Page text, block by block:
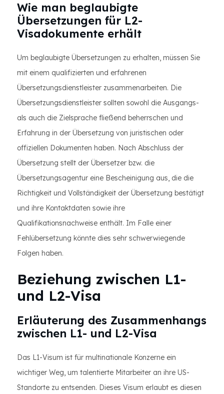
Wie man beglaubigte
Übersetzungen für L2-
Visadokumente erhält
Um beglaubigte Übersetzungen zu erhalten, müssen Sie
mit einem qualifizierten und erfahrenen
Übersetzungsdienstleister zusammenarbeiten. Die
Übersetzungsdienstleister sollten sowohl die Ausgangs-
als auch die Zielsprache fließend beherrschen und
Erfahrung in der Übersetzung von juristischen oder
offiziellen Dokumenten haben. Nach Abschluss der
Übersetzung stellt der Übersetzer bzw. die
Übersetzungsagentur eine Bescheinigung aus, die die
Richtigkeit und Vollständigkeit der Übersetzung bestätigt
und ihre Kontaktdaten sowie ihre
Qualifikationsnachweise enthält. Im Falle einer
Fehlübersetzung könnte dies sehr schwerwiegende
Folgen haben.
Beziehung zwischen L1-
und L2-Visa
Erläuterung des Zusammenhangs
zwischen L1- und L2-Visa
Das L1-Visum ist für multinationale Konzerne ein
wichtiger Weg, um talentierte Mitarbeiter an ihre US-
Standorte zu entsenden. Dieses Visum erlaubt es diesen